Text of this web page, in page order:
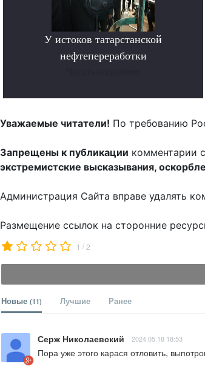
У истоков татарстанской
нефтепереработки
Уважаемые читатели! По требованию
Запрещены к публикации комментарии с
экстремистские высказывания,
Администрация Сайта вправе удалять
Размещение ссылок на сторонние
1 /2
Новые (11) Лучшие Ранее
Серж Николаевский 2024.05.18 18:53
Пора уже этого карася отловить,